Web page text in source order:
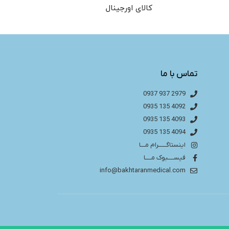
کالای اورجینال
تماس با ما
2979 937 0937
4092 135 0935
4093 135 0935
4094 135 0935
اینستاگـــــرام مـــا
فیســــبوک مــــا
info@bakhtaranmedical.com